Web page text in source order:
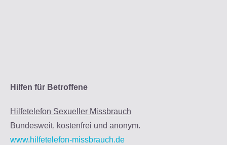
Hilfen für Betroffene
Hilfetelefon Sexueller Missbrauch
Bundesweit, kostenfrei und anonym.
www.hilfetelefon-missbrauch.de